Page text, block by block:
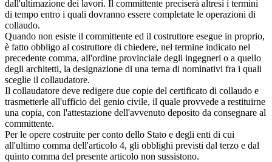
dall'ultimazione dei lavori. Il committente preciserà altresì i termini
di tempo entro i quali dovranno essere completate le operazioni di
collaudo.
Quando non esiste il committente ed il costruttore esegue in proprio,
è fatto obbligo al costruttore di chiedere, nel termine indicato nel
precedente comma, all'ordine provinciale degli ingegneri o a quello
degli architetti, la designazione di una terna di nominativi fra i quali
sceglie il collaudatore.
Il collaudatore deve redigere due copie del certificato di collaudo e
trasmetterle all'ufficio del genio civile, il quale provvede a restituirne
una copia, con l'attestazione dell'avvenuto deposito da consegnare al
committente.
Per le opere costruite per conto dello Stato e degli enti di cui
all'ultimo comma dell'articolo 4, gli obblighi previsti dal terzo e dal
quinto comma del presente articolo non sussistono.